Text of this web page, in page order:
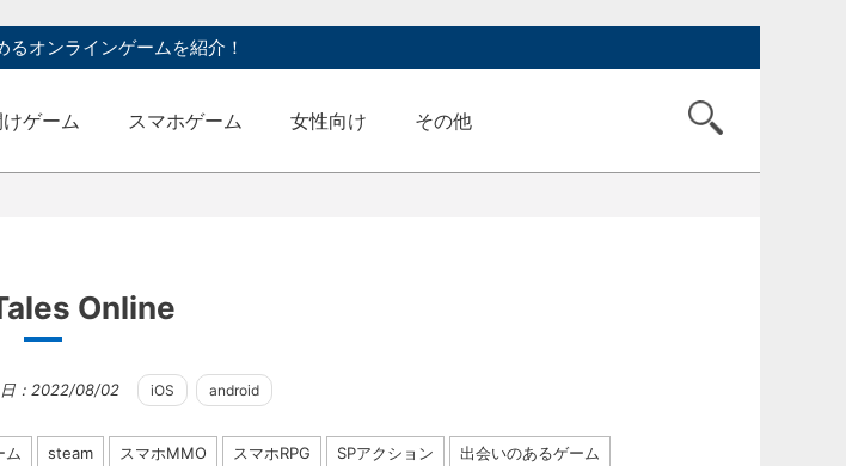
るオンラインゲームを紹介！
ゲーム スマホゲーム 女性向け その他
Online
日：2022/08/02 iOS android
ム steam スマホMMO スマホRPG SPアクション 出会いのあるゲーム